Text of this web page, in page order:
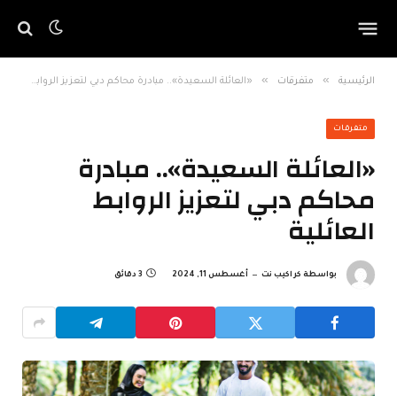
الرئيسية » متفرقات » «العائلة السعيدة».. مبادرة محاكم دبي لتعزيز الروابط العائلية
متفرقات
«العائلة السعيدة».. مبادرة
محاكم دبي لتعزيز الروابط
العائلية
بواسطة كراكيب نت أغسطس 11, 2024 3 دقائق